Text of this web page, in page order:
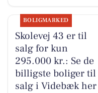
BOLIGMARKED
Skolevej 43 er til
salg for kun
295.000 kr.: Se de
billigste boliger til
salg i Videbæk her